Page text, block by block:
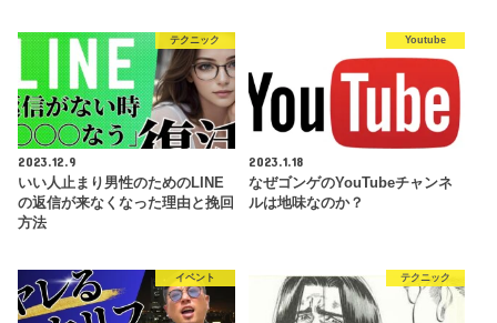
テクニック
2023.12.9
いい人止まり男性のためのLINE
の返信が来なくなった理由と挽回
方法
Youtube
2023.1.18
なぜゴンゲのYouTubeチャンネ
ルは地味なのか？
イベント テクニック